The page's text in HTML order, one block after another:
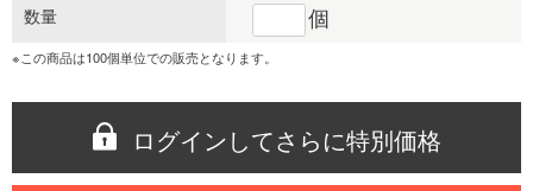
数量 個
※この商品は100個単位での販売となります。
ログインしてさらに特別価格